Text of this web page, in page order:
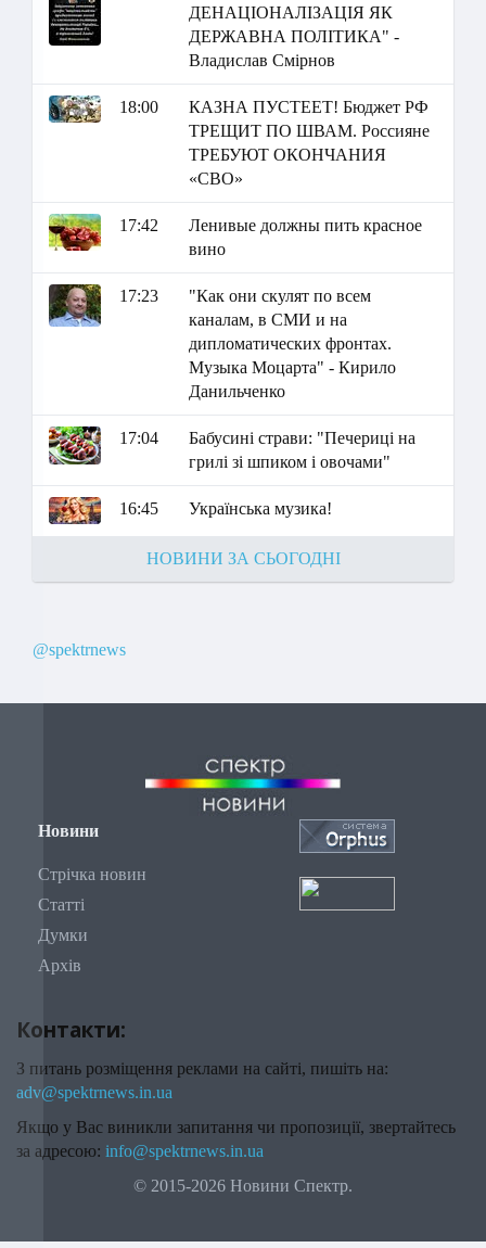
ДЕНАЦІОНАЛІЗАЦІЯ ЯК
ДЕРЖАВНА ПОЛІТИКА" -
Владислав Смірнов
18:00
КАЗНА ПУСТЕЕТ! Бюджет РФ
ТРЕЩИТ ПО ШВАМ. Россияне
ТРЕБУЮТ ОКОНЧАНИЯ
«СВО»
17:42
Ленивые должны пить красное
вино
17:23
"Как они скулят по всем
каналам, в СМИ и на
дипломатических фронтах.
Музыка Моцарта" - Кирило
Данильченко
17:04
Бабусині страви: "Печериці на
грилі зі шпиком і овочами"
16:45 Українська музика!
НОВИНИ ЗА СЬОГОДНІ
@spektrnews
Новини
Стрічка новин
Статті
Думки
Архів
Контакти:
З питань розміщення реклами на сайті, пишіть на:
adv@spektrnews.in.ua
Якщо у Вас виникли запитання чи пропозиції, звертайтесь
за адресою: info@spektrnews.in.ua
© 2015-2026 Новини Спектр.